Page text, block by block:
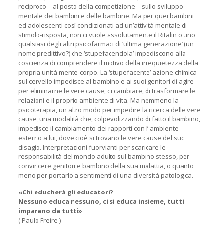
reciproco – al posto della competizione – sullo sviluppo
mentale dei bambini e delle bambine. Ma per quei bambini
ed adolescenti così condizionati ad un’attività mentale di
stimolo-risposta, non ci vuole assolutamente il Ritalin o uno
qualsiasi degli altri psicofarmaci di ‘ultima generazione’ (un
nome predittivo?) che ‘stupefacendola’ impediscono alla
coscienza di comprendere il motivo della irrequietezza della
propria unità mente-corpo. La ‘stupefacente’ azione chimica
sul cervello impedisce al bambino e ai suoi genitori di agire
per eliminarne le vere cause, di cambiare, di trasformare le
relazioni e il proprio ambiente di vita. Ma nemmeno la
psicoterapia, un altro modo per impedire la ricerca delle vere
cause, una modalità che, colpevolizzando di fatto il bambino,
impedisce il cambiamento dei rapporti con l’ ambiente
esterno a lui, dove cioè si trovano le vere cause del suo
disagio. Interpretazioni fuorvianti per scaricare le
responsabilità del mondo adulto sul bambino stesso, per
convincere genitori e bambino della sua malattia, o quanto
meno per portarlo a sentimenti di una diversità patologica.
«Chi educherà gli educatori?
Nessuno educa nessuno, ci si educa insieme, tutti
imparano da tutti»
( Paulo Freire )